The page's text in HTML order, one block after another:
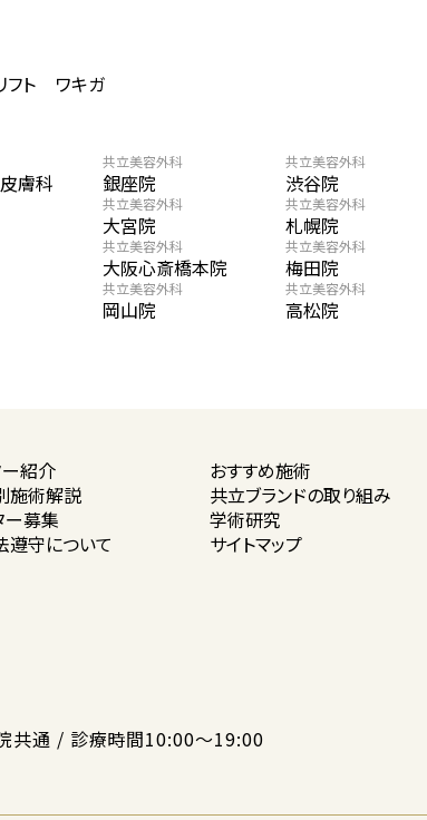
フト ワキガ
膚科
共立美容外科
銀座院
共立美容外科
渋谷院
共立美容外科
大宮院
共立美容外科
札幌院
共立美容外科
大阪心斎橋本院
共立美容外科
梅田院
共立美容外科
岡山院
共立美容外科
高松院
ー紹介 おすすめ施術
施術解説
共立ブランドの取り組み
ー募集
学術研究
遵守について サイトマップ
共通 / 診療時間10:00〜19:00